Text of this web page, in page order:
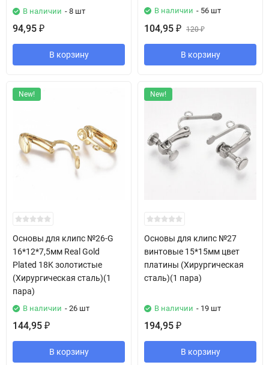
В наличии - 8 шт
94,95 ₽
В корзину
В наличии - 56 шт
104,95 ₽ 120₽
В корзину
New!
Основы для клипс №26-G
16*12*7,5мм Real Gold
Plated 18K золотистые
(Хирургическая сталь)(1
пара)
В наличии - 26 шт
144,95 ₽
В корзину
New!
Основы для клипс №27
винтовые 15*15мм цвет
платины (Хирургическая
сталь)(1 пара)
В наличии - 19 шт
194,95 ₽
В корзину